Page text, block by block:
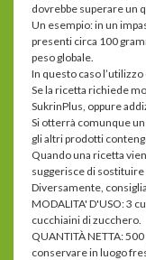
dovrebbe superare un
Un esempio: in un
presenti circa 100
peso globale.
In questo caso
Se la ricetta richiede
SukrinPlus, oppure
Si otterrà comunque
gli altri prodotti
Quando una ricetta
suggerisce di
Diversamente,
MODALITA' D'USO: 3
cucchiaini di zucchero.
QUANTITÀ NETTA:
conservare in luogo